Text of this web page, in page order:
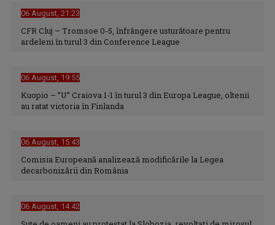
MĂDĂLINA CHIŢU
Deși absolventă de uman, a acceptat provocarea ...
06 August, 21:23
CFR Cluj – Tromsoe 0-5, înfrângere usturătoare pentru
ardeleni în turul 3 din Conference League
06 August, 19:55
Kuopio – ”U” Craiova 1-1 în turul 3 din Europa League, oltenii
au ratat victoria în Finlanda
06 August, 15:43
Comisia Europeană analizează modificările la Legea
decarbonizării din România
06 August, 14:42